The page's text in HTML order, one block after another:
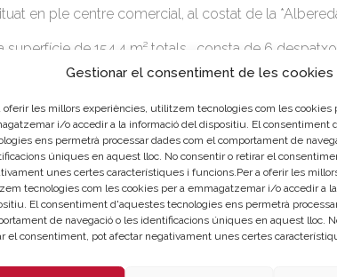
Gestionar el consentiment de les cookies
oferir les millors experiències, utilitzem tecnologies com les cookies
i/o accedir a la informació del dispositiu. El consentiment
ens permetrà processar dades com el comportament de
úniques en aquest lloc. No consentir o retirar el
unes certes característiques i funcions.Per a oferir les
tecnologies com les cookies per a emmagatzemar i/o accedir a
El consentiment d'aquestes tecnologies ens permetrà
de navegació o les identificacions úniques en aquest lloc.
el consentiment, pot afectar negativament unes certes
en ple centre comercial, al costat de la
superfície de 154,4 m² totals, consta de 6
mínimes de 15 m².
estan totalment equipats amb: Armari
de confident.